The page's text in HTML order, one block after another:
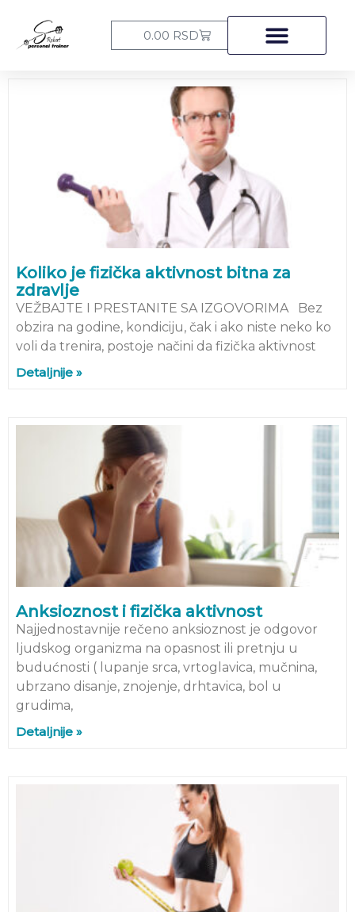
садржај
0.00 RSDCart
Koliko je fizička aktivnost bitna za
zdravlje
VEŽBAJTE I PRESTANITE SA IZGOVORIMA Bez
obzira na godine, kondiciju, čak i ako niste neko ko
voli da trenira, postoje načini da fizička aktivnost
Detaljnije »
Anksioznost i fizička aktivnost
Najjednostavnije rečeno anksioznost je odgovor
ljudskog organizma na opasnost ili pretnju u
budućnosti ( lupanje srca, vrtoglavica, mučnina,
ubrzano disanje, znojenje, drhtavica, bol u
grudima,
Detaljnije »